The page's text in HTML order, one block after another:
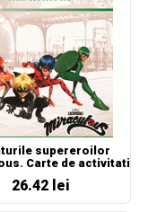
supereroilor
Carte de activitati
26.42 lei